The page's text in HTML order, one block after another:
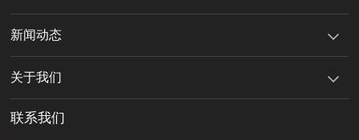
新闻动态
关于我们
联系我们